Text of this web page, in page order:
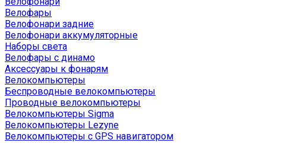
Велофары
Велофонари задние
Велофонари аккумуляторные
Наборы света
Велофары с динамо
Аксессуары к фонарям
Велокомпьютеры
Беспроводные велокомпьютеры
Проводные велокомпьютеры
Велокомпьютеры Sigma
Велокомпьютеры Lezyne
Велокомпьютеры с GPS навигатором